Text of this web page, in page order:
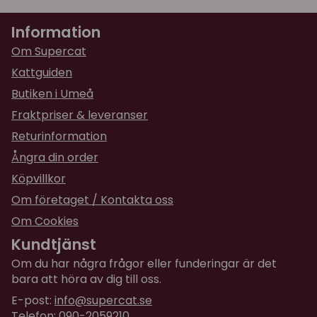
Anonym
för 7 månader sedan
★★★★★
För kort, även om jag justerar halsbandet räcker
det inte runt så jag kan stänga den.
Kanske kan passa kattungar, men inte min
hankatt på 5 kg
Anna
Information
Om Supercat
Kattguiden
Butiken i Umeå
Fraktpriser & leveranser
Returinformation
Ångra din order
Köpvillkor
Om företaget / Kontakta oss
Om Cookies
Kundtjänst
Om du har några frågor eller funderingar är det
bara att höra av dig till oss.
E-post: info@supercat.se